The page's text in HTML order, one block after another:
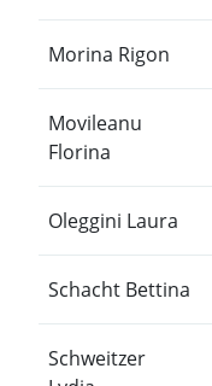
Morina Rigon
Movileanu
Florina
Oleggini Laura
Schacht Bettina
Schweitzer